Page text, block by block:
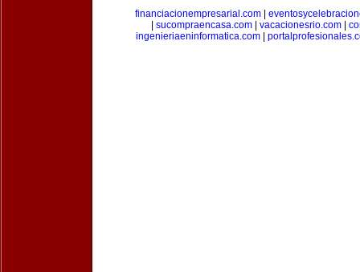
financiacionempresarial.com
sucompraencasa.com| vacacionesrio.com|
ingenieriaeninformatica.com|